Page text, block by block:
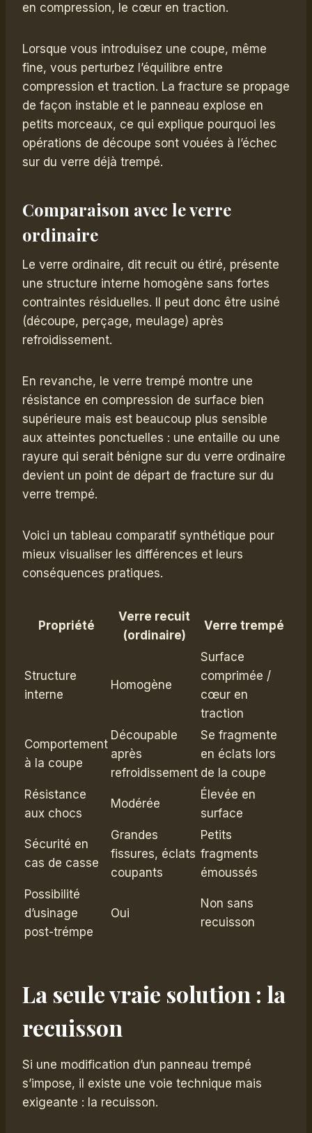
en compression, le cœur en traction.
Lorsque vous introduisez une coupe, même
fine, vous perturbez l’équilibre entre
compression et traction. La fracture se propage
de façon instable et le panneau explose en
petits morceaux, ce qui explique pourquoi les
opérations de découpe sont vouées à l’échec
sur du verre déjà trempé.
Comparaison avec le verre
ordinaire
Le verre ordinaire, dit recuit ou étiré, présente
une structure interne homogène sans fortes
contraintes résiduelles. Il peut donc être usiné
(découpe, perçage, meulage) après
refroidissement.
En revanche, le verre trempé montre une
résistance en compression de surface bien
supérieure mais est beaucoup plus sensible
aux atteintes ponctuelles : une entaille ou une
rayure qui serait bénigne sur du verre ordinaire
devient un point de départ de fracture sur du
verre trempé.
Voici un tableau comparatif synthétique pour
mieux visualiser les différences et leurs
conséquences pratiques.
Propriété
Verre recuit
(ordinaire)
Verre trempé
Structure
interne
Homogène
Surface
comprimée /
cœur en
traction
Comportement
à la coupe
Découpable
après
refroidissement
Se fragmente
en éclats lors
de la coupe
Résistance
aux chocs
Modérée
Élevée en
surface
Sécurité en
cas de casse
Grandes
fissures, éclats
coupants
Petits
fragments
émoussés
Possibilité
d’usinage
post-trémpe
Oui
Non sans
recuisson
La seule vraie solution : la
recuisson
Si une modification d’un panneau trempé
s’impose, il existe une voie technique mais
exigeante : la recuisson.